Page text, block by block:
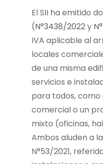
El SII ha emitido
(N°3438/2022y
IVA aplicable al
locales
de una misma
servicios e
para todos,
comercial o un
mixto (oficinas,
Ambos aluden a
N°53/2021,